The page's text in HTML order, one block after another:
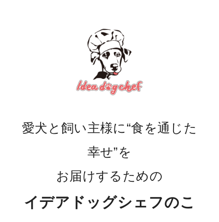
愛犬と飼い主様に“食を通じた
幸せ”を
お届けするための
イデアドッグシェフのこ